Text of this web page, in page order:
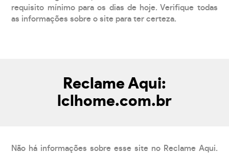
requisito mínimo para os dias de hoje. Verifique todas
as informações sobre o site para ter certeza.
Reclame Aqui:
lclhome.com.br
Não há informações sobre esse site no Reclame Aqui.